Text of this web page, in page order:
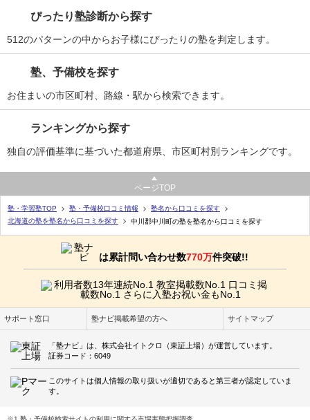
ぴったり塾診断から探す
512のパターンの中からお子様にぴったりの塾を判定します。
塾、予備校を探す
お住まいの市区町村、路線・駅から検索できます。
ランキングから探す
独自の評価基準に基づいた都道府県、市区町村別ランキングです。
ページTOP
塾・学習塾TOP 塾・予備校口コミ情報
塾名から口コミを探す
北海道の塾を塾名から口コミを探す
中川郡中川町の塾を塾名から口コミを探す
は累計問い合わせ数770万件突破!!
サポート窓口 塾ナビ掲載希望の方へ サイトマップ
「塾ナビ」は、株式会社イトクロ（東証上場）が運営しています。
証券コード：6049
このサイトは個人情報の取り扱いが適切であると第三者が認定していま
す。